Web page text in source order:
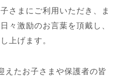
さまにご利用いただき、ま
々激励のお言葉を頂戴し、
上げます。
えたお子さまや保護者の皆